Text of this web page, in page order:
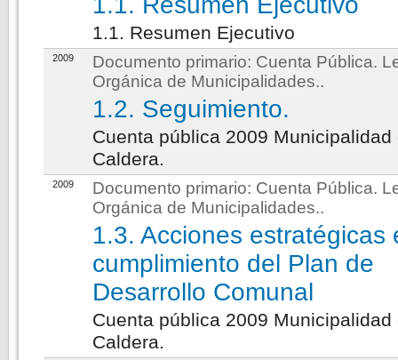
1.1. Resumen Ejecutivo
2009 Documento primario: Cuenta Pública.
Orgánica de Municipalidades..
1.2. Seguimiento.
Cuenta pública 2009 Municipalidad
Caldera.
2009 Documento primario: Cuenta Pública.
Orgánica de Municipalidades..
1.3. Acciones estratégicas
cumplimiento del Plan de
Desarrollo Comunal
Cuenta pública 2009 Municipalidad
Caldera.